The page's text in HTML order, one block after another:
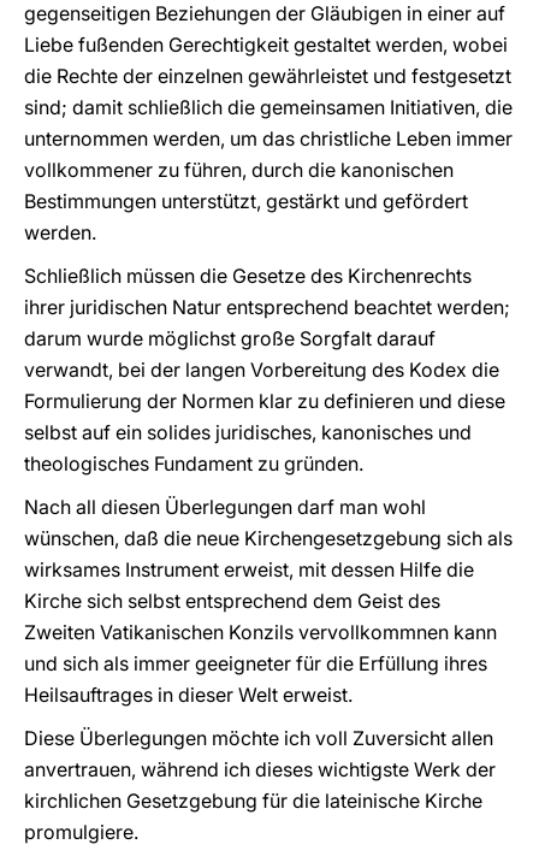
gegenseitigen Beziehungen der Gläubigen in einer auf
Liebe fußenden Gerechtigkeit gestaltet werden, wobei
die Rechte der einzelnen gewährleistet und festgesetzt
sind; damit schließlich die gemeinsamen Initiativen, die
unternommen werden, um das christliche Leben immer
vollkommener zu führen, durch die kanonischen
Bestimmungen unterstützt, gestärkt und gefördert
werden.
Schließlich müssen die Gesetze des Kirchenrechts
ihrer juridischen Natur entsprechend beachtet werden;
darum wurde möglichst große Sorgfalt darauf
verwandt, bei der langen Vorbereitung des Kodex die
Formulierung der Normen klar zu definieren und diese
selbst auf ein solides juridisches, kanonisches und
theologisches Fundament zu gründen.
Nach all diesen Überlegungen darf man wohl
wünschen, daß die neue Kirchengesetzgebung sich als
wirksames Instrument erweist, mit dessen Hilfe die
Kirche sich selbst entsprechend dem Geist des
Zweiten Vatikanischen Konzils vervollkommnen kann
und sich als immer geeigneter für die Erfüllung ihres
Heilsauftrages in dieser Welt erweist.
Diese Überlegungen möchte ich voll Zuversicht allen
anvertrauen, während ich dieses wichtigste Werk der
kirchlichen Gesetzgebung für die lateinische Kirche
promulgiere.